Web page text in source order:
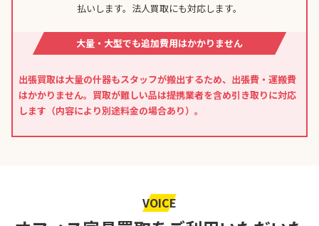
払いします。法人買取にも対応します。
大量・大型でも追加費用はかかりません
出張買取は大量の什器もスタッフが搬出するため、出張費・運搬費
はかかりません。買取が難しい品は提携業者を含め引き取りに対応
します（内容により別途料金の場合あり）。
VOICE